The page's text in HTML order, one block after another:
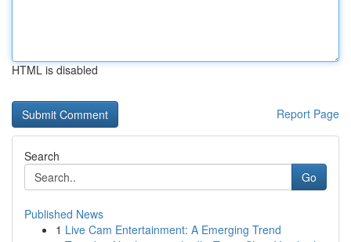
HTML is disabled
Report Page
Search
Go
Published News
1 Live Cam Entertainment: A Emerging Trend